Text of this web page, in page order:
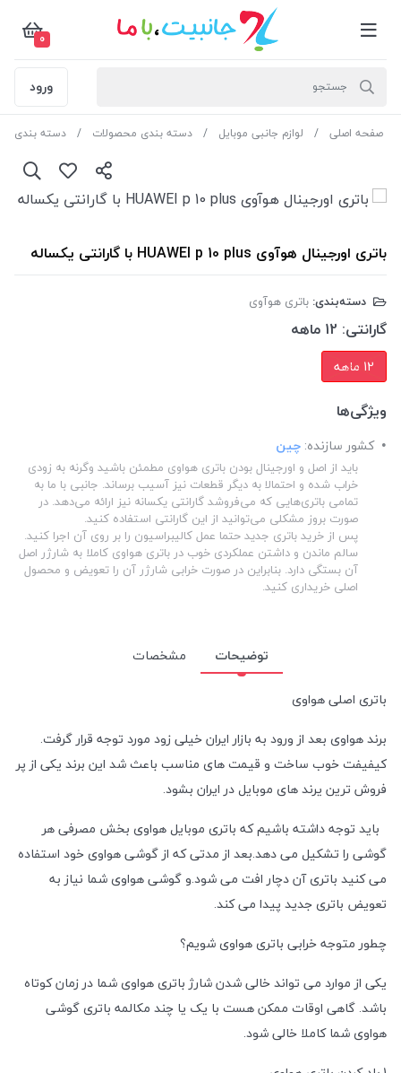
0
ورود
صفحه اصلی لوازم جانبی موبایل دسته بندی محصولات دسته بندی
باتری اورجینال هوآوی HUAWEI p 10 plus با گارانتی یکساله
دسته‌بندی: باتری هوآوی
گارانتی: 12 ماهه
12 ماهه
ویژگی‌ها
کشور سازنده: چین
باید از اصل و اورجینال بودن باتری هواوی مطمئن باشید وگرنه به زودی
خراب شده و احتمالا به دیگر قطعات نیز آسیب برساند. جانبی با ما به
تمامی باتری‌هایی که می‌فروشد گارانتی یکسانه نیز ارائه می‌دهد. در
صورت بروز مشکلی می‌توانید از این گارانتی استفاده کنید.
پس از خرید باتری جدید حتما عمل کالیبراسیون را بر روی آن اجرا کنید.
سالم ماندن و داشتن عملکردی خوب در باتری هواوی کاملا به شارژر اصل
آن بستگی دارد. بنابراین در صورت خرابی شارژر آن را تعویض و محصول
اصلی خریداری کنید.
توضیحات
مشخصات
باتری اصلی هواوی
برند هواوی بعد از ورود به بازار ایران خیلی زود مورد توجه قرار گرفت.
کیفیفت خوب ساخت و قیمت های مناسب باعث شد این برند یکی از پر
فروش ترین یرند های موبایل در ایران بشود.
باید توجه داشته باشیم که باتری موبایل هواوی بخش مصرفی هر
گوشی را تشکیل می دهد.بعد از مدتی که از گوشی هواوی خود استفاده
می کنید باتری آن دچار افت می شود.و گوشی هواوی شما نیاز به
تعویض باتری جدید پیدا می کند.
چطور متوجه خرابی باتری هواوی شویم؟
یکی از موارد می تواند خالی شدن شارژ باتری هواوی شما در زمان کوتاه
باشد. گاهی اوقات ممکن هست با یک یا چند مکالمه باتری گوشی
هواوی شما کاملا خالی شود.